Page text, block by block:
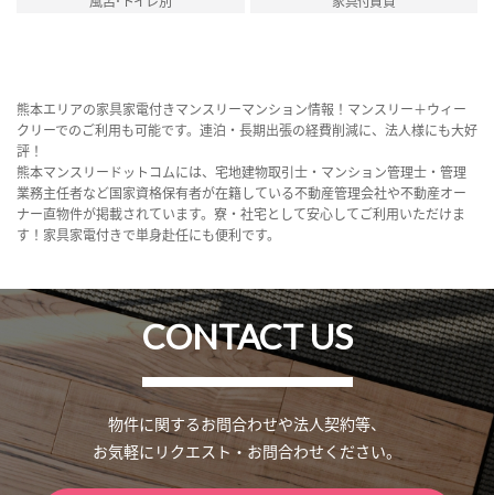
熊本エリアの家具家電付きマンスリーマンション情報！マンスリー＋ウィー
クリーでのご利用も可能です。連泊・長期出張の経費削減に、法人様にも大好
評！
熊本マンスリードットコムには、宅地建物取引士・マンション管理士・管理
業務主任者など国家資格保有者が在籍している不動産管理会社や不動産オー
ナー直物件が掲載されています。寮・社宅として安心してご利用いただけま
す！家具家電付きで単身赴任にも便利です。
CONTACT US
物件に関するお問合わせや法人契約等、
お気軽にリクエスト・お問合わせください。